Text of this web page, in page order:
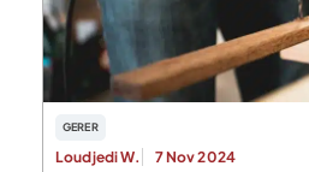
GERER
Loudjedi W. 7 Nov 2024